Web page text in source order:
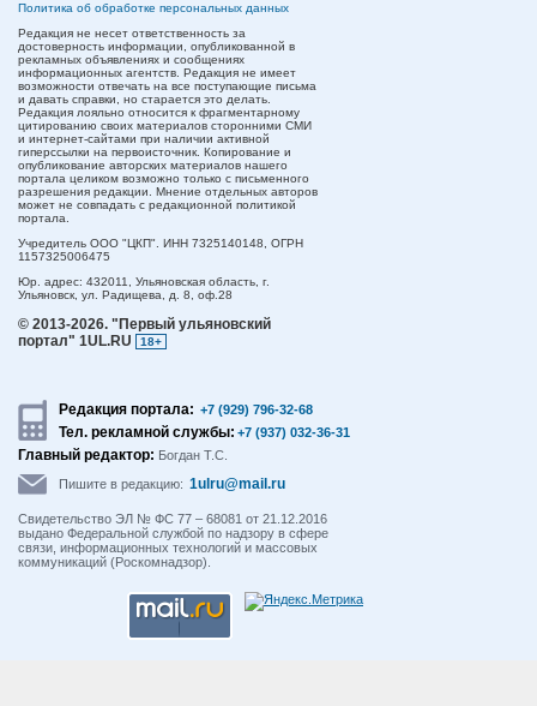
Политика об обработке персональных данных
Редакция не несет ответственность за
достоверность информации, опубликованной в
рекламных объявлениях и сообщениях
информационных агентств. Редакция не имеет
возможности отвечать на все поступающие письма
и давать справки, но старается это делать.
Редакция лояльно относится к фрагментарному
цитированию своих материалов сторонними СМИ
и интернет-сайтами при наличии активной
гиперссылки на первоисточник. Копирование и
опубликование авторских материалов нашего
портала целиком возможно только с письменного
разрешения редакции. Мнение отдельных авторов
может не совпадать с редакционной политикой
портала.
Учредитель ООО "ЦКП". ИНН 7325140148, ОГРН
1157325006475
Юр. адрес: 432011, Ульяновская область, г.
Ульяновск, ул. Радищева, д. 8, оф.28
© 2013-2026. "Первый ульяновский
портал" 1UL.RU
18+
Редакция портала: +7 (929) 796-32-68
Тел. рекламной службы: +7 (937) 032-36-31
Главный редактор: Богдан Т.С.
Пишите в редакцию: 1ulru@mail.ru
Свидетельство ЭЛ № ФС 77 – 68081 от 21.12.2016
выдано Федеральной службой по надзору в сфере
связи, информационных технологий и массовых
коммуникаций (Роскомнадзор).